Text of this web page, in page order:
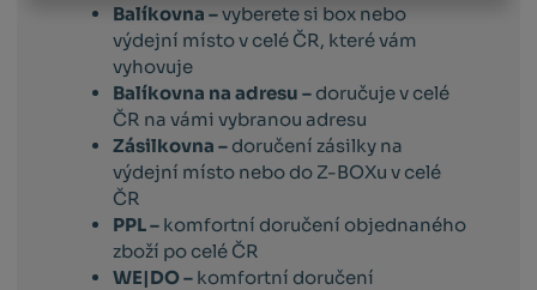
Balíkovna –vyberete si box nebo
výdejní místo v celé ČR, které vám
vyhovuje
Balíkovna na adresu – doručuje v celé
ČR na vámi vybranou adresu
Zásilkovna – doručení zásilky na
výdejní místo nebo do Z-BOXu v celé
ČR
PPL – komfortní doručení objednaného
zboží po celé ČR
WE|DO – komfortní doručení